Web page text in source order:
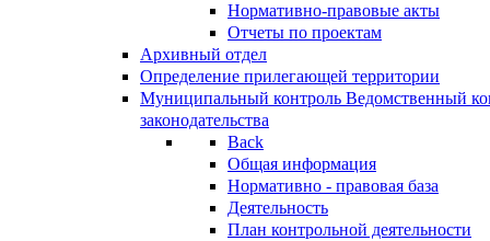
Нормативно-правовые акты
Отчеты по проектам
Архивный отдел
Определение прилегающей территории
Муниципальный контроль Ведомственный
законодательства
Back
Общая информация
Нормативно - правовая база
Деятельность
План контрольной деятельности